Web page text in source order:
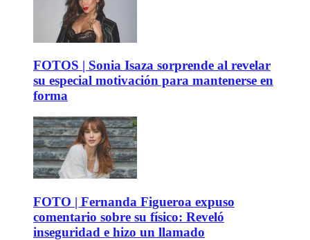
FOTOS | Sonia Isaza sorprende al revelar
su especial motivación para mantenerse en
forma
FOTO | Fernanda Figueroa expuso
comentario sobre su físico: Reveló
inseguridad e hizo un llamado